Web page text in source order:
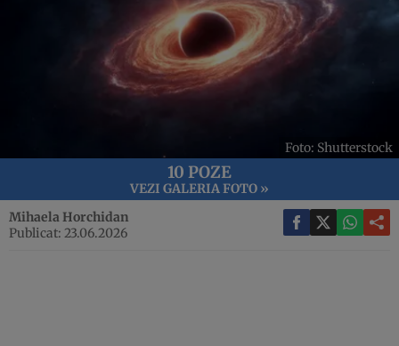
Foto: Shutterstock
10 POZE
VEZI GALERIA FOTO »
Mihaela Horchidan
Publicat: 23.06.2026